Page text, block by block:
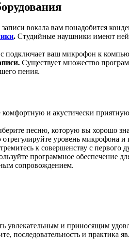
вокала вам понадобится
. Студийные наушники имеют
подключает ваш микрофон к
Существует множество
пения.
комфортную и акустически
песню, которую вы хорошо
уровень микрофона и
к совершенству с первого
программное обеспечение
сопровождением.
и приносящим
последовательность и практика